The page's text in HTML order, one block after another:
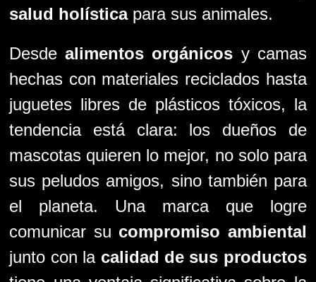
salud holísticapara sus animales.
Desdealimentos orgánicos y camas
hechas con materiales reciclados hasta
juguetes libres de plásticos tóxicos, la
tendencia está clara: los dueños de
mascotas quieren lo mejor, no solo para
sus peludos amigos, sino también para
el planeta. Una marca que logre
comunicar su compromiso ambiental
junto con la calidad de sus productos